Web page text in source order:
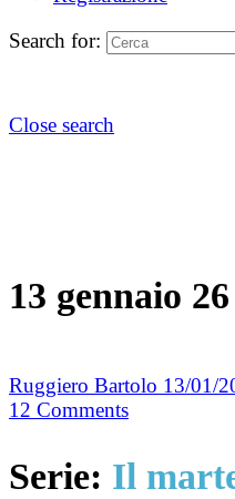
Search for:
Close search
13 gennaio 26
Ruggiero Bartolo 13/01/
12 Comments
Serie: Il